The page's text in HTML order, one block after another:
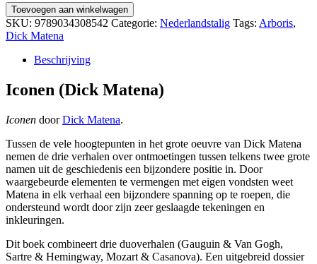
Iconen
(Dick
Matena)
Toevoegen aan winkelwagen
SKU: 9789034308542 Categorie: Nederlandstalig Tags: Arboris,
Dick Matena
Beschrijving
Iconen (Dick Matena)
Iconen doorDick Matena.
Tussen de vele hoogtepunten in het grote oeuvre van Dick Matena
nemen de drie verhalen over ontmoetingen tussen telkens twee grote
namen uit de geschiedenis een bijzondere positie in. Door
waargebeurde elementen te vermengen met eigen vondsten weet
Matena in elk verhaal een bijzondere spanning op te roepen, die
ondersteund wordt door zijn zeer geslaagde tekeningen en
inkleuringen.
Dit boek combineert drie duoverhalen (Gauguin & Van Gogh,
Sartre & Hemingway, Mozart & Casanova). Een uitgebreid dossier